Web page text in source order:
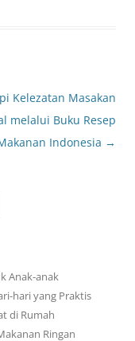
Kelezatan Masakan
melalui Buku Resep
Indonesia →
Anak-anak
hari yang Praktis
di Rumah
Ringan